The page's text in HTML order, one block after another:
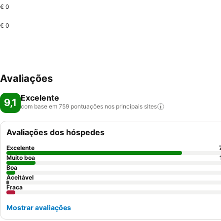
€ 0
€ 0
Avaliações
9,1 Excelente
com base em 759 pontuações nos principais sites
Avaliações dos hóspedes
Excelente
Muito boa
Boa
Aceitável
Fraca
Mostrar avaliações